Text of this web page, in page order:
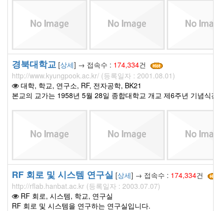
경북대학교 [상세] → 접속수 : 174,334건
http://www.kyungpook.ac.kr/ (등록일자 : 2001.08.01)
대학, 학교, 연구소, RF, 전자공학, BK21
본교의 교가는 1958년 5월 28일 종합대학교 개교 제6주년 기념식
RF 회로 및 시스템 연구실 [상세] → 접속수 : 174,334건
http://rflab.hanbat.ac.kr (등록일자 : 2003.07.07)
RF 회로, 시스템, 학교, 연구실
RF 회로 및 시스템을 연구하는 연구실입니다.